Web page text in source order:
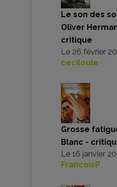
Le son des
Oliver
critique
Le 26 février
ceciloule
Grosse
Blanc -
Le 16 janvier
FrancoisP